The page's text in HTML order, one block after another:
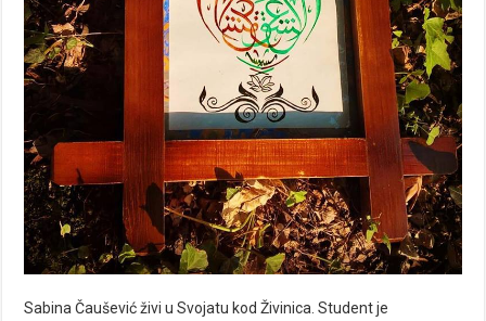
Sabina Čaušević živi u Svojatu kod Živinica. Student je